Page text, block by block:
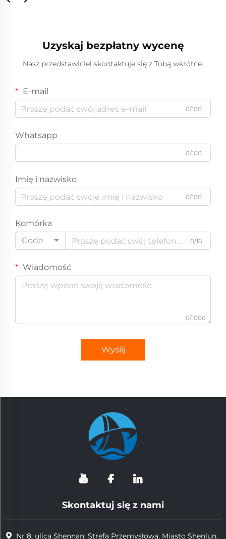
Uzyskaj bezpłatny wycenę
Nasz przedstawiciel skontaktuje się z Tobą wkrótce.
E-mail
0/100
Whatsapp
0/100
Imię i nazwisko
0/100
Komórka
Code
0/16
Wiadomość
0/1000
Wyślij
Skontaktuj się z nami
Nr 8, ulica Shennan, Strefa Przemysłowa, Miasto Shenlun,